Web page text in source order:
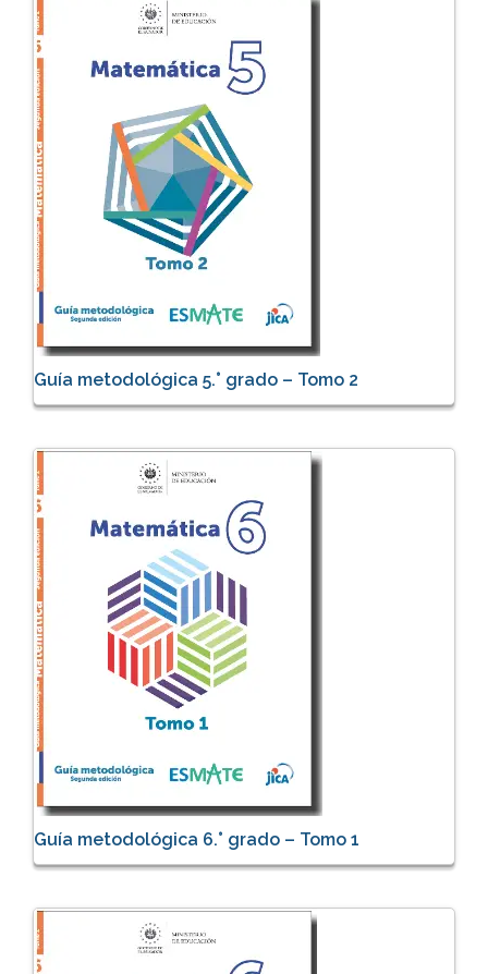
Guía metodológica 5.° grado – Tomo 2
Guía metodológica 6.° grado – Tomo 1